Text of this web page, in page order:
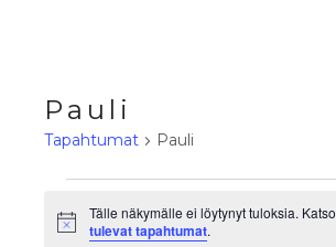
Pauli
Tapahtumat Pauli
Notice
Tälle näkymälle ei löytynyt tuloksia. Katso
tulevat tapahtumat.